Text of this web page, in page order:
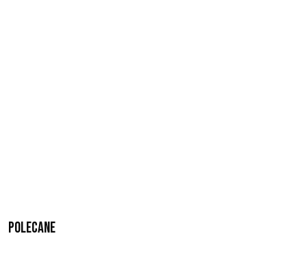
Polecane